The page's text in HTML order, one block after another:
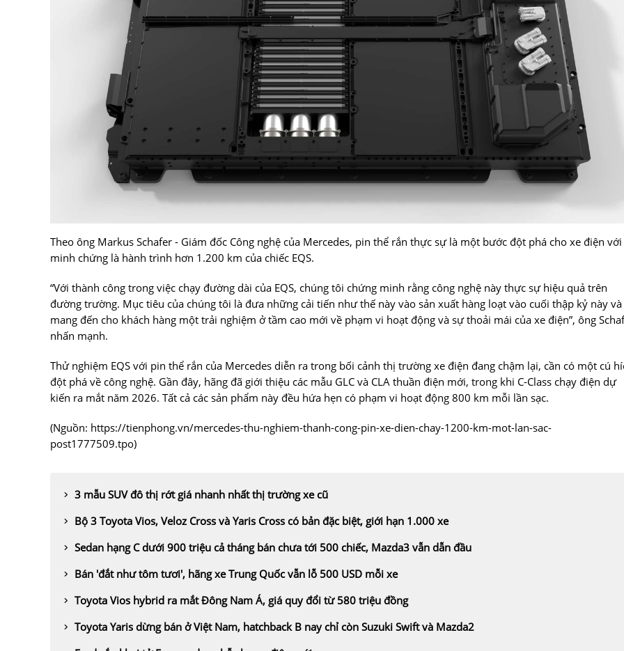
Theo ông Markus Schafer - Giám đốc Công nghệ của Mercedes, pin thể rắn thực sự là một bước đột phá cho xe điện với
minh chứng là hành trình hơn 1.200 km của chiếc EQS.
“Với thành công trong việc chạy đường dài của EQS, chúng tôi chứng minh rằng công nghệ này thực sự hiệu quả trên
đường trường. Mục tiêu của chúng tôi là đưa những cải tiến như thế này vào sản xuất hàng loạt vào cuối thập kỷ này và
mang đến cho khách hàng một trải nghiệm ở tầm cao mới về phạm vi hoạt động và sự thoải mái của xe điện”, ông
nhấn mạnh.
Thử nghiệm EQS với pin thể rắn của Mercedes diễn ra trong bối cảnh thị trường xe điện đang chậm lại, cần có một cú
đột phá về công nghệ. Gần đây, hãng đã giới thiệu các mẫu GLC và CLA thuần điện mới, trong khi C-Class chạy điện dự
kiến ra mắt năm 2026. Tất cả các sản phẩm này đều hứa hẹn có phạm vi hoạt động 800 km mỗi lần sạc.
(Nguồn: https://tienphong.vn/mercedes-thu-nghiem-thanh-cong-pin-xe-dien-chay-1200-km-mot-lan-sac-
post1777509.tpo)
3 mẫu SUV đô thị rớt giá nhanh nhất thị trường xe cũ
Bộ 3 Toyota Vios, Veloz Cross và Yaris Cross có bản đặc biệt, giới hạn 1.000 xe
Sedan hạng C dưới 900 triệu cả tháng bán chưa tới 500 chiếc, Mazda3 vẫn dẫn đầu
Bán 'đắt như tôm tươi', hãng xe Trung Quốc vẫn lỗ 500 USD mỗi xe
Toyota Vios hybrid ra mắt Đông Nam Á, giá quy đổi từ 580 triệu đồng
Toyota Yaris dừng bán ở Việt Nam, hatchback B nay chỉ còn Suzuki Swift và Mazda2